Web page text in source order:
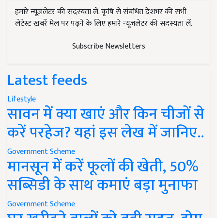
हमारे न्यूज़लेटर की सदस्यता लें. कृषि से संबंधित देशभर की सभी
लेटेस्ट ख़बरें मेल पर पढ़ने के लिए हमारे न्यूज़लेटर की सदस्यता लें.
Subscribe Newsletters
Latest feeds
Lifestyle
सावन में क्या खाएं और किन चीजों से
करें परहेज? यहां इस लेख में जानिए..
Government Scheme
मानसून में करें फूलों की खेती, 50%
सब्सिडी के साथ कमाएं बड़ा मुनाफा
Government Scheme